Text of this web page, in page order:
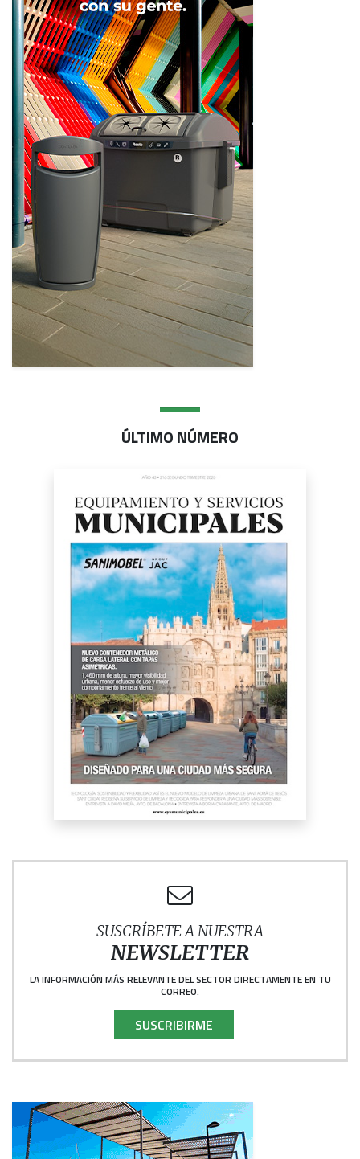
ÚLTIMO NÚMERO
SUSCRÍBETE A NUESTRA
NEWSLETTER
LA INFORMACIÓN MÁS RELEVANTE DEL SECTOR DIRECTAMENTE EN TU
CORREO.
SUSCRIBIRME